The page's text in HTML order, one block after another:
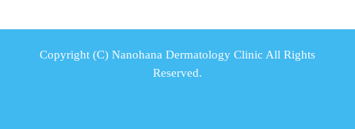
Copyright (C) Nanohana Dermatology Clinic All Rights
Reserved.